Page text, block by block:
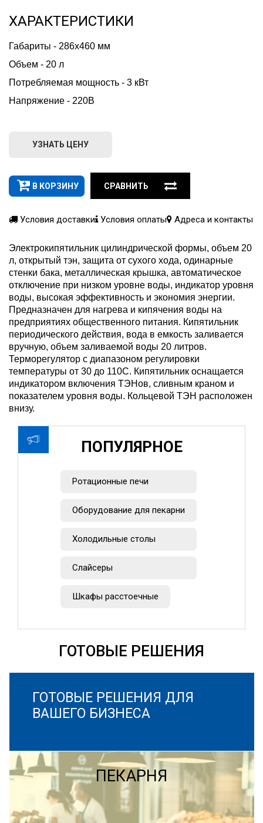
ХАРАКТЕРИСТИКИ
Габариты - 286x460 мм
Объем - 20 л
Потребляемая мощность - 3 кВт
Напряжение - 220В
УЗНАТЬ ЦЕНУ
В КОРЗИНУ СРАВНИТЬ
Условия доставки Условия оплаты Адреса и контакты
Электрокипятильник цилиндрической формы, объем 20
л, открытый тэн, защита от сухого хода, одинарные
стенки бака, металлическая крышка, автоматическое
отключение при низком уровне воды, индикатор уровня
воды, высокая эффективность и экономия энергии.
Предназначен для нагрева и кипячения воды на
предприятиях общественного питания. Кипятильник
периодического действия, вода в емкость заливается
вручную, объем заливаемой воды 20 литров.
Терморегулятор с диапазоном регулировки
температуры от 30 до 110С. Кипятильник оснащается
индикатором включения ТЭНов, сливным краном и
показателем уровня воды. Кольцевой ТЭН расположен
внизу.
ПОПУЛЯРНОЕ
Ротационные печи
Оборудование для пекарни
Холодильные столы
Слайсеры
Шкафы расстоечные
ГОТОВЫЕ РЕШЕНИЯ
ГОТОВЫЕ РЕШЕНИЯ ДЛЯ
ВАШЕГО БИЗНЕСА
ПЕКАРНЯ